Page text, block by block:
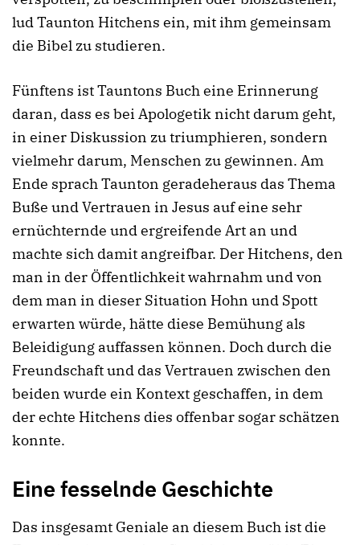
lud Taunton Hitchens ein, mit ihm gemeinsam
die Bibel zu studieren.
Fünftens ist Tauntons Buch eine Erinnerung
daran, dass es bei Apologetik nicht darum geht,
in einer Diskussion zu triumphieren, sondern
vielmehr darum, Menschen zu gewinnen. Am
Ende sprach Taunton geradeheraus das Thema
Buße und Vertrauen in Jesus auf eine sehr
ernüchternde und ergreifende Art an und
machte sich damit angreifbar. Der Hitchens, den
man in der Öffentlichkeit wahrnahm und von
dem man in dieser Situation Hohn und Spott
erwarten würde, hätte diese Bemühung als
Beleidigung auffassen können. Doch durch die
Freundschaft und das Vertrauen zwischen den
beiden wurde ein Kontext geschaffen, in dem
der echte Hitchens dies offenbar sogar schätzen
konnte.
Eine fesselnde Geschichte
Das insgesamt Geniale an diesem Buch ist die